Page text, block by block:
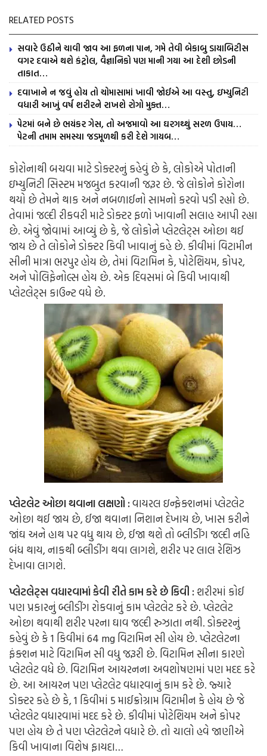
RELATED POSTS
સવારે ઉઠીને ચાવી જાવ આ ફળના પાન, ગમે તેવી બેકાબુ ડાયાબિટીસ
વગર દવાએ થશે કંટ્રોલ, વૈજ્ઞાનિકો પણ માની ગયા આ દેશી છોડની
તાકાત…
દવાખાને ન જવું હોય તો ચોમાસામાં ખાવી જોઈએ આ વસ્તુ, ઇમ્યુનિટી
વધારી આખું વર્ષ શરીરને રાખશે રોગો મુક્ત…
પેટમાં બને છે ભયંકર ગેસ, તો અજમાવો આ ઘરગથ્થું સરળ ઉપાય…
પેટની તમામ સમસ્યા જડમૂળથી કરી દેશે ગાયબ…
કોરોનાથી બચવા માટે ડોક્ટરનું કહેવું છે કે, લોકોએ પોતાની
ઇમ્યુનિટી સિસ્ટમ મજબુત કરવાની જરૂર છે. જે લોકોને કોરોના
થયો છે તેમને થાક અને નબળાઈનો સામનો કરવો પડી રહ્યો છે.
તેવામાં જલ્દી રીકવરી માટે ડોક્ટર ફળો ખાવાની સલાહ આપી રહ્યા
છે. એવું જોવામાં આવ્યું છે કે, જે લોકોને પ્લેટલેટ્સ ઓછા થઈ
જાય છે તે લોકોને ડોક્ટર કિવી ખાવાનું કહે છે. કીવીમાં વિટામીન
સીની માત્રા ભરપુર હોય છે, તેમાં વિટામિન કે, પોટેશિયમ, કોપર,
અને પોલિફેનોલ્સ હોય છે. એક દિવસમાં બે કિવી ખાવાથી
પ્લેટલેટ્સ કાઉન્ટ વધે છે.
પ્લેટલેટ ઓછા થવાના લક્ષણો :વાયરલ ઇન્ફેક્શનમાં પ્લેટલેટ
ઓછા થઈ જાય છે, ઈજા થવાના નિશાન દેખાય છે, ખાસ કરીને
જાંઘ અને હાથ પર વધુ થાય છે, ઈજા થશે તો બ્લીડીંગ જલ્દી નહિ
બંધ થાય, નાકથી બ્લીડીંગ થવા લાગશે, શરીર પર લાલ રેશિઝ
દેખાવા લાગશે.
પ્લેટલેટ્સ વધારવામાં કેવી રીતે કામ કરે છે કિવી :શરીરમાં કોઈ
પણ પ્રકારનું બ્લીડીંગ રોકવાનું કામ પ્લેટલેટ કરે છે. પ્લેટલેટ
ઓછા થવાથી શરીર પરના ઘાવ જલ્દી રુઝાતા નથી. ડોક્ટરનું
કહેવું છે કે 1 કિવીમાં 64 mg વિટામિન સી હોય છે. પ્લેટલેટના
ફંક્શન માટે વિટામિન સી વધુ જરૂરી છે. વિટામિન સીના કારણે
પ્લેટલેટ વધે છે. વિટામિન આયરનના અવશોષણમાં પણ મદદ કરે
છે. આ આયરન પણ પ્લેટલેટ વધારવાનું કામ કરે છે. જ્યારે
ડોક્ટર કહે છે કે, 1 કિવીમાં 5 માઈક્રોગ્રામ વિટામીન કે હોય છે જે
પ્લેટલેટ વધારવામાં મદદ કરે છે. કીવીમાં પોટેશિયમ અને કોપર
પણ હોય છે તે પણ પ્લેટલેટને વધારે છે. તો ચાલો હવે જાણીએ
કિવી ખાવાના વિશેષ ફાયદા…